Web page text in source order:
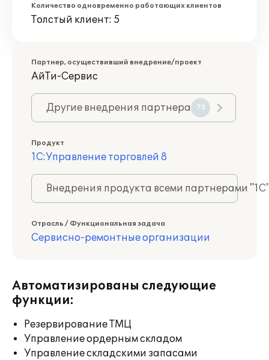
Количество одновременно работающих клиентов
Толстый клиент: 5
Партнер, осуществивший внедрение/проект
АйТи-Сервис
Другие внедрения партнера 73
Продукт
1С:Управление торговлей 8
Внедрения продукта всеми партнерами
Отрасль / Функциональная задача
Сервисно-ремонтные организации
Автоматизированы следующие
функции:
Резервирование ТМЦ
Управление ордерным складом
Управление складскими запасами